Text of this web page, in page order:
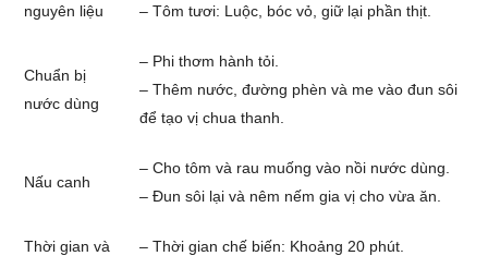
nguyên liệu – Tôm tươi: Luộc, bóc vỏ, giữ lại phần thịt.
Chuẩn bị
nước dùng
– Phi thơm hành tỏi.
– Thêm nước, đường phèn và me vào đun sôi
để tạo vị chua thanh.
Nấu canh
– Cho tôm và rau muống vào nồi nước dùng.
– Đun sôi lại và nêm nếm gia vị cho vừa ăn.
Thời gian và
– Thời gian chế biến: Khoảng 20 phút.